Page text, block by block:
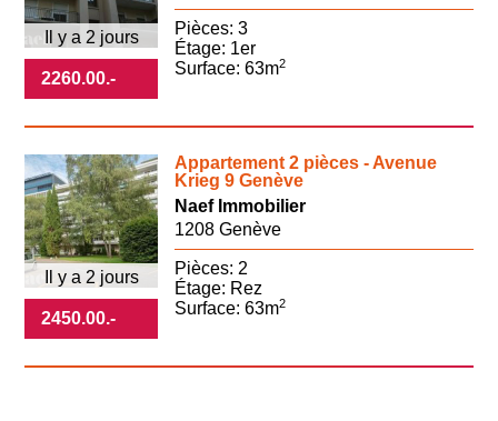
2260.00.-
Il y a 2 jours
Pièces: 3
Étage: 1er
Surface: 63m2
2450.00.-
Appartement 2 pièces - Avenue
Krieg 9 Genève
Il y a 2 jours
Naef Immobilier
1208 Genève
Pièces: 2
Étage: Rez
Surface: 63m2